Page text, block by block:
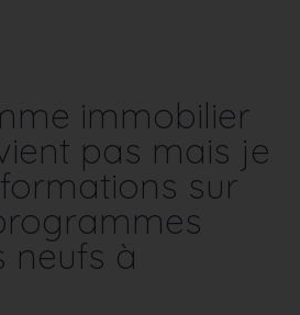
immobilier
pas mais je
sur
neufs à